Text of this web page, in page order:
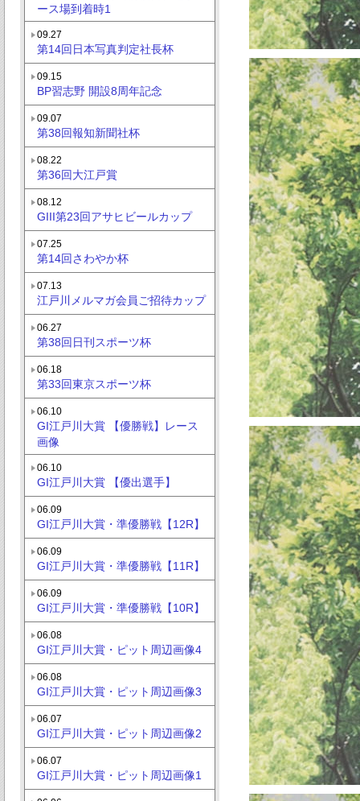
ース場到着時1
09.27
第14回日本写真判定社長杯
09.15
BP習志野 開設8周年記念
09.07
第38回報知新聞社杯
08.22
第36回大江戸賞
08.12
GIII第23回アサヒビールカップ
07.25
第14回さわやか杯
07.13
江戸川メルマガ会員ご招待カップ
06.27
第38回日刊スポーツ杯
06.18
第33回東京スポーツ杯
06.10
GI江戸川大賞 【優勝戦】レース
画像
06.10
GI江戸川大賞 【優出選手】
06.09
GI江戸川大賞・準優勝戦【12R】
06.09
GI江戸川大賞・準優勝戦【11R】
06.09
GI江戸川大賞・準優勝戦【10R】
06.08
GI江戸川大賞・ピット周辺画像4
06.08
GI江戸川大賞・ピット周辺画像3
06.07
GI江戸川大賞・ピット周辺画像2
06.07
GI江戸川大賞・ピット周辺画像1